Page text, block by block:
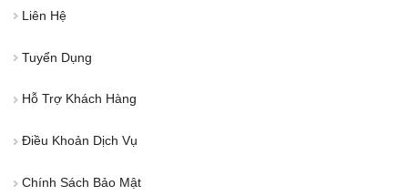
Liên Hệ
Tuyển Dụng
Hỗ Trợ Khách Hàng
Điều Khoản Dịch Vụ
Chính Sách Bảo Mật